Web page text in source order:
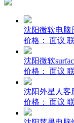
沈阳微软电脑
价格： 面议
沈阳微软
价格： 面议
沈阳外星人客
价格： 面议